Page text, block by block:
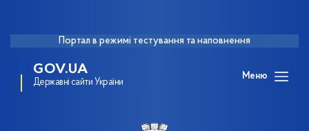
Портал в режимі тестування та наповнення
GOV.UA
Державні сайти України
Меню